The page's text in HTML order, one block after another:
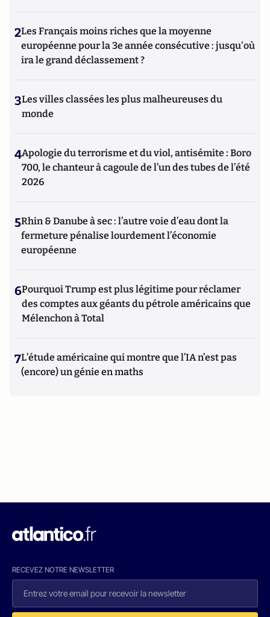
2Les Français moins riches que la moyenne
européenne pour la 3e année consécutive : jusqu'où
ira le grand déclassement ?
3Les villes classées les plus malheureuses du
monde
4Apologie du terrorisme et du viol, antisémite : Boro
700, le chanteur à cagoule de l’un des tubes de l’été
2026
5Rhin & Danube à sec : l’autre voie d’eau dont la
fermeture pénalise lourdement l’économie
européenne
6Pourquoi Trump est plus légitime pour réclamer
des comptes aux géants du pétrole américains que
Mélenchon à Total
7L’étude américaine qui montre que l’IA n’est pas
(encore) un génie en maths
RECEVEZ NOTRE NEWSLETTER